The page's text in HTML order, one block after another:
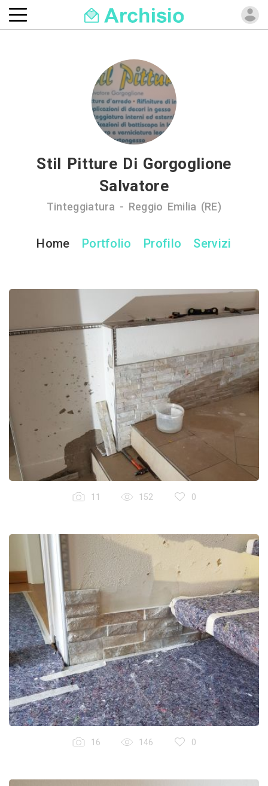
Stil Pitture Di Gorgoglione
Salvatore
Tinteggiatura - Reggio Emilia (RE)
Home Portfolio Profilo Servizi
11 152 0
16 146 0